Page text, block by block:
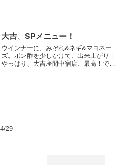
大吉、SPメニュー！
ウインナーに、みぞれ&ネギ&マヨネー
ズ。ポン酢を少しかけて、出来上がり！
やっぱり、大吉座間中宿店、最高！です
4/29